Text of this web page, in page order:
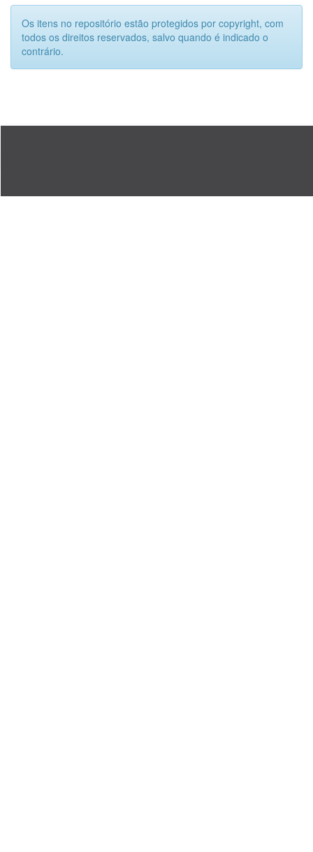
Os itens no repositório estão protegidos por copyright, com
todos os direitos reservados, salvo quando é indicado o
contrário.